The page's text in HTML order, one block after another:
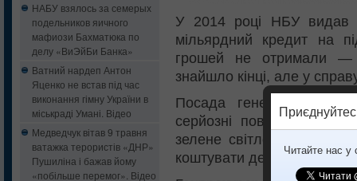
НАБУ взялось за семерых
подельников яичного
мафиози Бахматюка по
делу «ВиЭйБи Банка»
Ватний нардеп Антон
Яценко не встав під час
виконання гімну України в
міськраді Умані. Відео
Медведчук вітав 9 травня
ватажка терористів «ДНР»
Пушиліна і бажав йому
«побільше перемог». Відео
У 2014 році НБУ видав
мільярдний кредит на
грошей не отримали —
знайшло кінці, але у
Посада генерального
серйозні
зелене світло
коштувати державі 1,2
Читайте нас у